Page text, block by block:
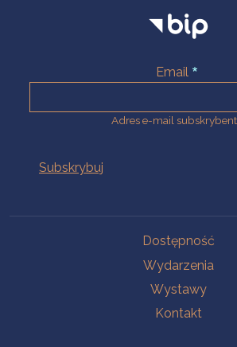
Email
Adres e-mail
Dostępność
Wydarzenia
Wystawy
Kontakt